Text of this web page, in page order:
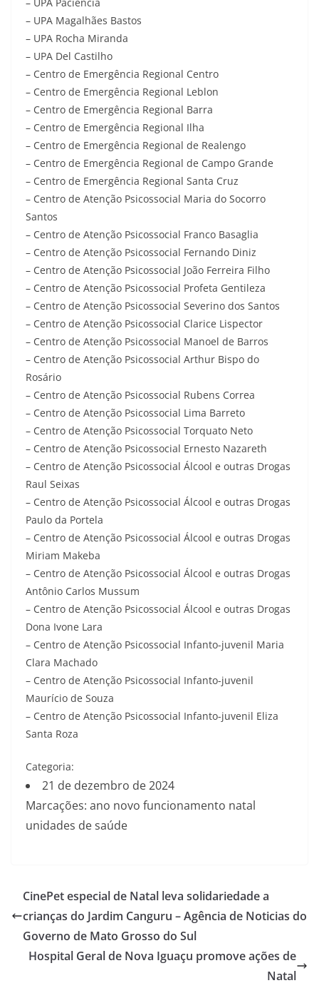
– UPA Magalhães Bastos
– UPA Rocha Miranda
– UPA Del Castilho
– Centro de Emergência Regional Centro
– Centro de Emergência Regional Leblon
– Centro de Emergência Regional Barra
– Centro de Emergência Regional Ilha
– Centro de Emergência Regional de Realengo
– Centro de Emergência Regional de Campo Grande
– Centro de Emergência Regional Santa Cruz
– Centro de Atenção Psicossocial Maria do Socorro
Santos
– Centro de Atenção Psicossocial Franco Basaglia
– Centro de Atenção Psicossocial Fernando Diniz
– Centro de Atenção Psicossocial João Ferreira Filho
– Centro de Atenção Psicossocial Profeta Gentileza
– Centro de Atenção Psicossocial Severino dos Santos
– Centro de Atenção Psicossocial Clarice Lispector
– Centro de Atenção Psicossocial Manoel de Barros
– Centro de Atenção Psicossocial Arthur Bispo do
Rosário
– Centro de Atenção Psicossocial Rubens Correa
– Centro de Atenção Psicossocial Lima Barreto
– Centro de Atenção Psicossocial Torquato Neto
– Centro de Atenção Psicossocial Ernesto Nazareth
– Centro de Atenção Psicossocial Álcool e outras Drogas
Raul Seixas
– Centro de Atenção Psicossocial Álcool e outras Drogas
Paulo da Portela
– Centro de Atenção Psicossocial Álcool e outras Drogas
Miriam Makeba
– Centro de Atenção Psicossocial Álcool e outras Drogas
Antônio Carlos Mussum
– Centro de Atenção Psicossocial Álcool e outras Drogas
Dona Ivone Lara
– Centro de Atenção Psicossocial Infanto-juvenil Maria
Clara Machado
– Centro de Atenção Psicossocial Infanto-juvenil
Maurício de Souza
– Centro de Atenção Psicossocial Infanto-juvenil Eliza
Santa Roza
Categoria:
21 de dezembro de 2024
Marcações: ano novo funcionamento natal
unidades de saúde
CinePet especial de Natal leva solidariedade a
crianças do Jardim Canguru – Agência de Noticias do
Governo de Mato Grosso do Sul
Hospital Geral de Nova Iguaçu promove ações de
Natal